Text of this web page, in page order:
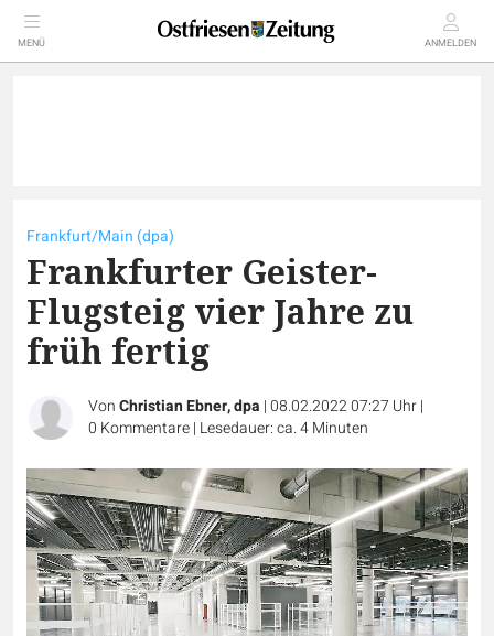
MENÜ ANMELDEN
Frankfurt/Main (dpa)
Frankfurter Geister-
Flugsteig vier Jahre zu
früh fertig
VonChristian Ebner, dpa |08.02.2022 07:27 Uhr|
0 Kommentare| Lesedauer: ca. 4 Minuten